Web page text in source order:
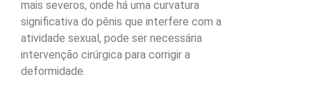
mais severos, onde há uma curvatura
significativa do pênis que interfere com a
atividade sexual, pode ser necessária
intervenção cirúrgica para corrigir a
deformidade.